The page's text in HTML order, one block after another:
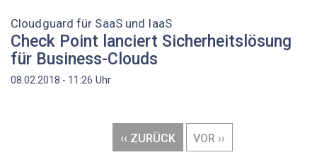
Cloudguard für SaaS und IaaS
Check Point lanciert Sicherheitslösung
für Business-Clouds
08.02.2018 - 11:26 Uhr
VORHERIGE
SEITE
‹‹ ZURÜCK
NÄCHSTE
SEITE
VOR ››